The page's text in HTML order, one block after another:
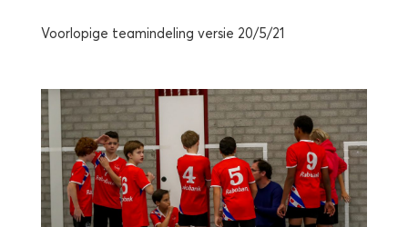
Voorlopige teamindeling versie 20/5/21